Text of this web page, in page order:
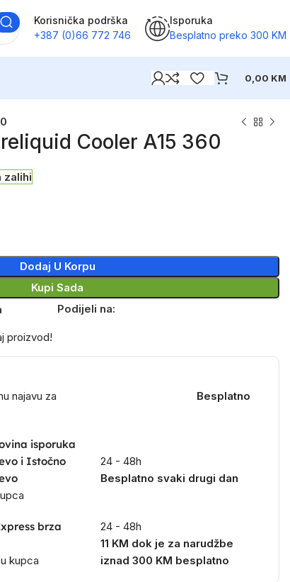
Korisnička podrška
+387 (0)66 772 746
Isporuka
Besplatno preko 300 KM
0,00 KM
Cooler A15 360
zalihi
Dodaj U Korpu
Kupi Sada
Podijeli na:
proizvod!
najavu za
Besplatno
isporuka
i Istočno
24 - 48h
Besplatno svaki drugi dan
brza
kupca
24 - 48h
11 KM dok je za narudžbe
iznad 300 KM besplatno